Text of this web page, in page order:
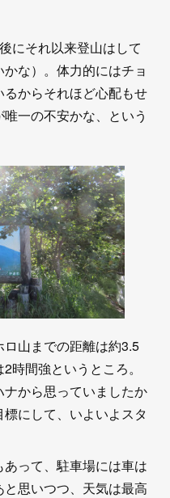
にそれ以来登山はして
な）。体力的にはチョ
からそれほど心配もせ
一の不安かな、という
山までの距離は約3.5
時間強というところ。
から思っていましたか
にして、いよいよスタ
って、駐車場には車は
思いつつ、天気は最高